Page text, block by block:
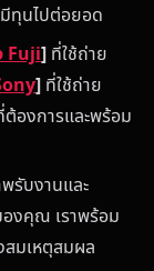
ทุนไปต่อยอด
Fuji] ที่ใช้ถ่าย
] ที่ใช้ถ่าย
องการและพร้อม
รับงานและ
องคุณ เราพร้อม
สมเหตุสมผล